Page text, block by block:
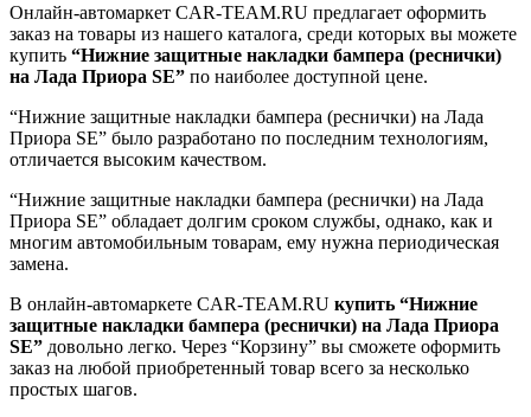
Онлайн-автомаркет CAR-TEAM.RU предлагает оформить
заказ на товары из нашего каталога, среди которых вы можете
купить “Нижние защитные накладки бампера (реснички)
на Лада Приора SE” по наиболее доступной цене.
“Нижние защитные накладки бампера (реснички) на Лада
Приора SE” было разработано по последним технологиям,
отличается высоким качеством.
“Нижние защитные накладки бампера (реснички) на Лада
Приора SE” обладает долгим сроком службы, однако, как и
многим автомобильным товарам, ему нужна периодическая
замена.
В онлайн-автомаркете CAR-TEAM.RU купить “Нижние
защитные накладки бампера (реснички) на Лада Приора
SE” довольно легко. Через “Корзину” вы сможете оформить
заказ на любой приобретенный товар всего за несколько
простых шагов.